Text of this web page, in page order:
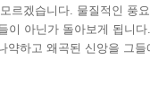
르겠습니다. 물질적인 풍
아닌가 돌아보게 됩니
하고 왜곡된 신앙을 그